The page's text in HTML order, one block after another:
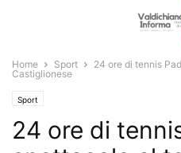
Home Sport
24 ore di tennis
Castiglionese
Sport
24 ore di